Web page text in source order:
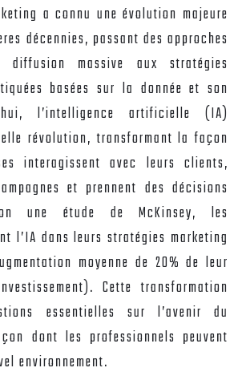
a connu une évolution majeure
décennies, passant des approches
diffusion massive aux stratégies
basées sur la donnée et son
l’intelligence artificielle (IA)
révolution, transformant la façon
interagissent avec leurs clients,
et prennent des décisions
une étude de McKinsey, les
l’IA dans leurs stratégies marketing
moyenne de 20% de leur
Cette transformation
essentielles sur l’avenir du
dont les professionnels peuvent
environnement.